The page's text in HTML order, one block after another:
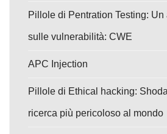
Pillole di Pentration Testing:
sulle vulnerabilità: CWE
APC Injection
Pillole di Ethical hacking:
ricerca più pericoloso al mondo